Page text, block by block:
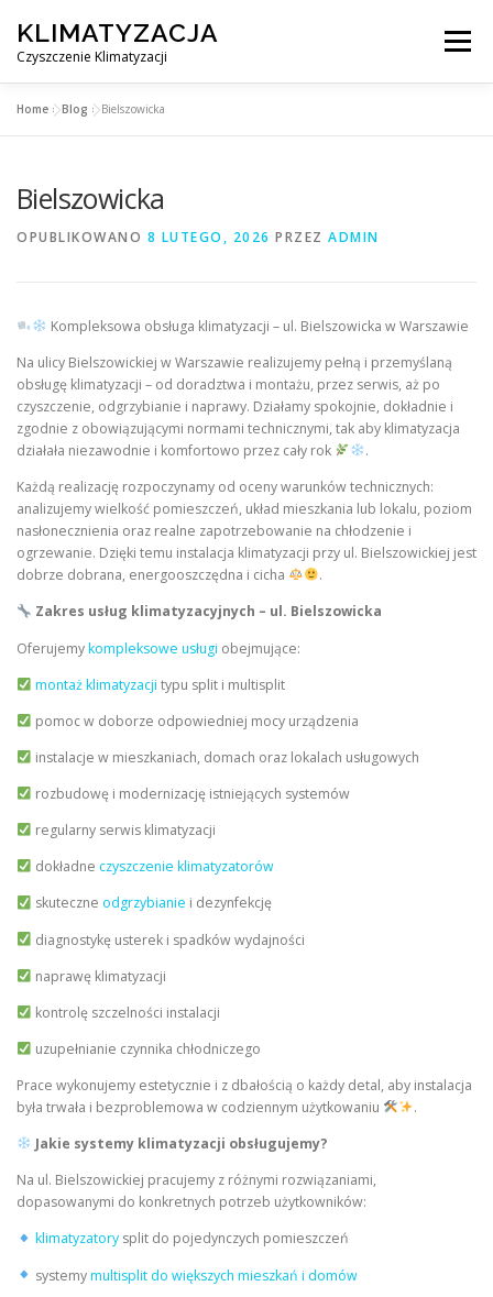
treści
KLIMATYZACJA
Czyszczenie Klimatyzacji
Menu
OBSŁUGIWANE MIASTA POD WARSZAWĄ
Home »Blog »Bielszowicka
Bielszowicka
OPUBLIKOWANO 8 LUTEGO, 2026 PRZEZ ADMIN
Kompleksowa obsługa klimatyzacji – ul. Bielszowicka w Warszawie
Na ulicy Bielszowickiej w Warszawie realizujemy pełną i przemyślaną
obsługę klimatyzacji – od doradztwa i montażu, przez serwis, aż po
czyszczenie, odgrzybianie i naprawy. Działamy spokojnie, dokładnie i
zgodnie z obowiązującymi normami technicznymi, tak aby klimatyzacja
działała niezawodnie i komfortowo przez cały rok
.
Każdą realizację rozpoczynamy od oceny warunków technicznych:
analizujemy wielkość pomieszczeń, układ mieszkania lub lokalu, poziom
nasłonecznienia oraz realne zapotrzebowanie na chłodzenie i
ogrzewanie. Dzięki temu instalacja klimatyzacji przy ul. Bielszowickiej jest
dobrze dobrana, energooszczędna i cicha
.
Zakres usług klimatyzacyjnych – ul. Bielszowicka
Oferujemykompleksowe usługi obejmujące:
montaż klimatyzacji typu split i multisplit
pomoc w doborze odpowiedniej mocy urządzenia
instalacje w mieszkaniach, domach oraz lokalach usługowych
rozbudowę i modernizację istniejących systemów
regularny serwis klimatyzacji
dokładne czyszczenie klimatyzatorów
skuteczne odgrzybianie i dezynfekcję
diagnostykę usterek i spadków wydajności
naprawę klimatyzacji
kontrolę szczelności instalacji
uzupełnianie czynnika chłodniczego
Prace wykonujemy estetycznie i z dbałością o każdy detal, aby instalacja
była trwała i bezproblemowa w codziennym użytkowaniu
.
Jakie systemy klimatyzacji obsługujemy?
Na ul. Bielszowickiej pracujemy z różnymi rozwiązaniami,
dopasowanymi do konkretnych potrzeb użytkowników:
klimatyzatorysplit do pojedynczych pomieszczeń
systemymultisplit do większych mieszkań i domów